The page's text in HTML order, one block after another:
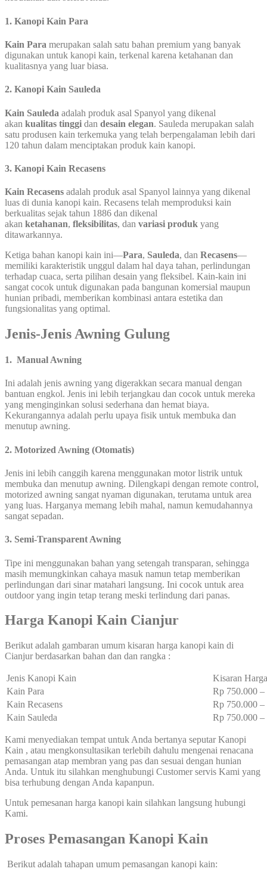
1. Kanopi Kain Para
Kain Para merupakan salah satu bahan premium yang banyak
digunakan untuk kanopi kain, terkenal karena ketahanan dan
kualitasnya yang luar biasa.
2. Kanopi Kain Sauleda
Kain Sauleda adalah produk asal Spanyol yang dikenal
akan kualitas tinggi dan desain elegan. Sauleda merupakan salah
satu produsen kain terkemuka yang telah berpengalaman lebih dari
120 tahun dalam menciptakan produk kain kanopi.
3. Kanopi Kain Recasens
Kain Recasens adalah produk asal Spanyol lainnya yang dikenal
luas di dunia kanopi kain. Recasens telah memproduksi kain
berkualitas sejak tahun 1886 dan dikenal
akan ketahanan, fleksibilitas, dan variasi produk yang
ditawarkannya.
Ketiga bahan kanopi kain ini—Para, Sauleda, dan Recasens—
memiliki karakteristik unggul dalam hal daya tahan, perlindungan
terhadap cuaca, serta pilihan desain yang fleksibel. Kain-kain ini
sangat cocok untuk digunakan pada bangunan komersial maupun
hunian pribadi, memberikan kombinasi antara estetika dan
fungsionalitas yang optimal.
Jenis-Jenis Awning Gulung
1. Manual Awning
Ini adalah jenis awning yang digerakkan secara manual dengan
bantuan engkol. Jenis ini lebih terjangkau dan cocok untuk mereka
yang menginginkan solusi sederhana dan hemat biaya.
Kekurangannya adalah perlu upaya fisik untuk membuka dan
menutup awning.
2. Motorized Awning (Otomatis)
Jenis ini lebih canggih karena menggunakan motor listrik untuk
membuka dan menutup awning. Dilengkapi dengan remote control,
motorized awning sangat nyaman digunakan, terutama untuk area
yang luas. Harganya memang lebih mahal, namun kemudahannya
sangat sepadan.
3. Semi-Transparent Awning
Tipe ini menggunakan bahan yang setengah transparan, sehingga
masih memungkinkan cahaya masuk namun tetap memberikan
perlindungan dari sinar matahari langsung. Ini cocok untuk area
outdoor yang ingin tetap terang meski terlindung dari panas.
Harga Kanopi Kain Cianjur
Berikut adalah gambaran umum kisaran harga kanopi kain di
Cianjur berdasarkan bahan dan dan rangka :
Jenis Kanopi Kain
Kisaran
Kain Para
Rp 750.000
Kain Recasens
Rp 750.000
Kain Sauleda
Rp 750.000
Kami menyediakan tempat untuk Anda bertanya seputar Kanopi
Kain , atau mengkonsultasikan terlebih dahulu mengenai renacana
pemasangan atap membran yang pas dan sesuai dengan hunian
Anda. Untuk itu silahkan menghubungi Customer servis Kami yang
bisa terhubung dengan Anda kapanpun.
Untuk pemesanan harga kanopi kain silahkan langsung hubungi
Kami.
Proses Pemasangan Kanopi Kain
Berikut adalah tahapan umum pemasangan kanopi kain: